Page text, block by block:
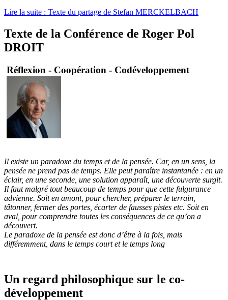
Lire la suite : Texte du partage de Stefan MERCKELBACH
Texte de la Conférence de Roger Pol
DROIT
Réflexion - Coopération - Codéveloppement
Il existe un paradoxe du temps et de la pensée. Car, en un sens, la
pensée ne prend pas de temps. Elle peut paraître instantanée : en un
éclair, en une seconde, une solution apparaît, une découverte surgit.
Il faut malgré tout beaucoup de temps pour que cette fulgurance
advienne. Soit en amont, pour chercher, préparer le terrain,
tâtonner, fermer des portes, écarter de fausses pistes etc. Soit en
aval, pour comprendre toutes les conséquences de ce qu’on a
découvert.
Le paradoxe de la pensée est donc d’être à la fois, mais
différemment, dans le temps court et le temps long
Un regard philosophique sur le co-
développement